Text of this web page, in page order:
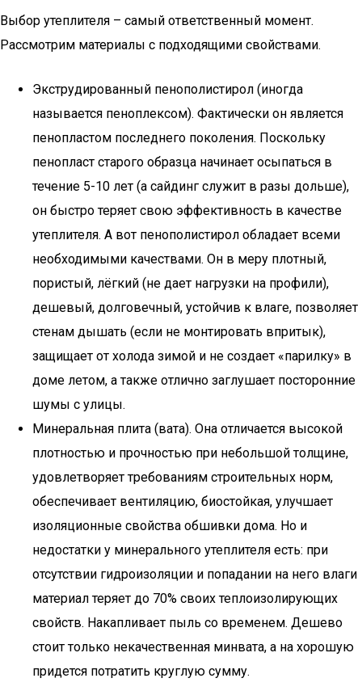
Выбор утеплителя – самый ответственный момент.
Рассмотрим материалы с подходящими свойствами.
Экструдированный пенополистирол (иногда
называется пеноплексом). Фактически он является
пенопластом последнего поколения. Поскольку
пенопласт старого образца начинает осыпаться в
течение 5-10 лет (а сайдинг служит в разы дольше),
он быстро теряет свою эффективность в качестве
утеплителя. А вот пенополистирол обладает всеми
необходимыми качествами. Он в меру плотный,
пористый, лёгкий (не дает нагрузки на профили),
дешевый, долговечный, устойчив к влаге, позволяет
стенам дышать (если не монтировать впритык),
защищает от холода зимой и не создает «парилку» в
доме летом, а также отлично заглушает посторонние
шумы с улицы.
Минеральная плита (вата). Она отличается высокой
плотностью и прочностью при небольшой толщине,
удовлетворяет требованиям строительных норм,
обеспечивает вентиляцию, биостойкая, улучшает
изоляционные свойства обшивки дома. Но и
недостатки у минерального утеплителя есть: при
отсутствии гидроизоляции и попадании на него влаги
материал теряет до 70% своих теплоизолирующих
свойств. Накапливает пыль со временем. Дешево
стоит только некачественная минвата, а на хорошую
придется потратить круглую сумму.